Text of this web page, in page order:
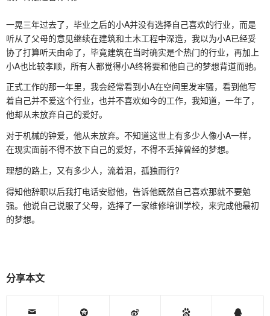
一晃三年过去了，毕业之后的小A并没有选择自己喜欢的行业，而是
听从了父母的意见继续在建筑和土木工程中深造，我以为小A已经妥
协了打算听天由命了，毕竟建筑在当时确实是个热门的行业，再加上
小A也比较孝顺，所有人都觉得小A终将要和他自己的梦想背道而驰。
正式工作的那一年里，我会经常看到小A在空间里发牢骚，看到他写
着自己并不爱这个行业，也并不喜欢如今的工作，我知道，一年了，
他却从未放弃自己的爱好。
对于机械的钟爱，他从未放弃。不知道这世上有多少人像小A一样，
在现实面前不得不放下自己的爱好，不得不丢掉曾经的梦想。
理想的路上，又有多少人，流着泪，孤独而行?
得知他辞职以后我打电话安慰他，告诉他既然自己喜欢那就不要勉
强。他说自己说服了父母，选择了一家维修培训学校，来完成他最初
的梦想。
分享本文